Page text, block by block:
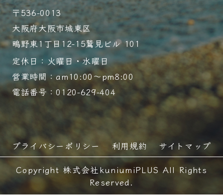
〒536-0013
大阪府大阪市城東区
鴫野東1丁目12-15鷲見ビル 101
定休日：火曜日・水曜日
営業時間：am10:00～pm8:00
電話番号：0120-629-404
プライバシーポリシー 利用規約
サイトマップ
Copyright 株式会社kuniumiPLUS All Rights
Reserved.